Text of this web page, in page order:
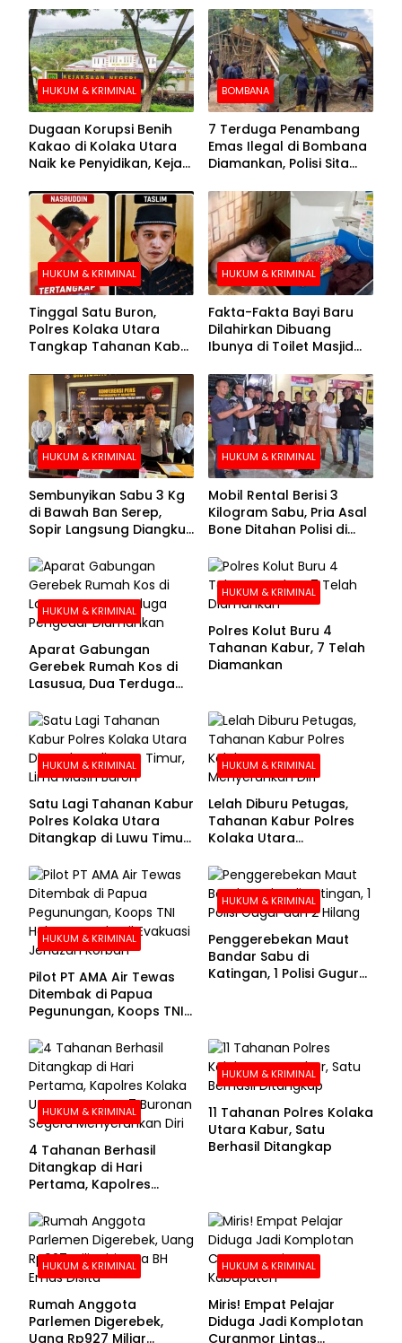
HUKUM & KRIMINAL
Dugaan Korupsi Benih
Kakao di Kolaka Utara
Naik ke Penyidikan, Kejari
BOMBANA
7 Terduga Penambang
Emas Ilegal di Bombana
Diamankan, Polisi Sita
Crusher
HUKUM & KRIMINAL
Tinggal Satu Buron,
Polres Kolaka Utara
Tangkap Tahanan Kabur
Pengejaran
HUKUM & KRIMINAL
Fakta-Fakta Bayi Baru
Dilahirkan Dibuang
Ibunya di Toilet Masjid
HUKUM & KRIMINAL
Sembunyikan Sabu 3 Kg
di Bawah Ban Serep,
Sopir Langsung Diangkut
HUKUM & KRIMINAL
Mobil Rental Berisi 3
Kilogram Sabu, Pria Asal
Bone Ditahan Polisi di
HUKUM & KRIMINAL
Aparat Gabungan
Gerebek Rumah Kos di
Lasusua, Dua Terduga
HUKUM & KRIMINAL
Polres Kolut Buru 4
Tahanan Kabur, 7 Telah
Diamankan
HUKUM & KRIMINAL
Satu Lagi Tahanan Kabur
Polres Kolaka Utara
Ditangkap di Luwu Timur,
HUKUM & KRIMINAL
Lelah Diburu Petugas,
Tahanan Kabur Polres
Kolaka Utara
HUKUM & KRIMINAL
Pilot PT AMA Air Tewas
Ditembak di Papua
Pegunungan, Koops TNI
Evakuasi Jenazah
Korban
HUKUM & KRIMINAL
Penggerebekan Maut
Bandar Sabu di
Katingan, 1 Polisi Gugur
HUKUM & KRIMINAL
4 Tahanan Berhasil
Ditangkap di Hari
Pertama, Kapolres
Buronan Segera
Menyerahkan Diri
HUKUM & KRIMINAL
11 Tahanan Polres Kolaka
Utara Kabur, Satu
Berhasil Ditangkap
HUKUM & KRIMINAL
Rumah Anggota
Parlemen Digerebek,
Uang Rp927 Miliar
HUKUM & KRIMINAL
Miris! Empat Pelajar
Diduga Jadi Komplotan
Curanmor Lintas